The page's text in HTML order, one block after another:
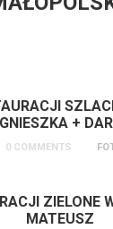
+
0 COMMENTS
ZIELONE
MATEUSZ